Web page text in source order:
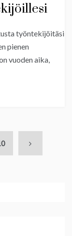
työntekijöitäsi
pienen
vuoden aika,